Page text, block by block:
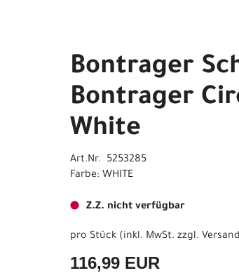
Bontrager
Bontrager
White
Art.Nr. 5253285
Farbe: WHITE
Z.Z. nicht verfügbar
pro Stück (inkl. MwSt. zzgl.
116,99 EUR